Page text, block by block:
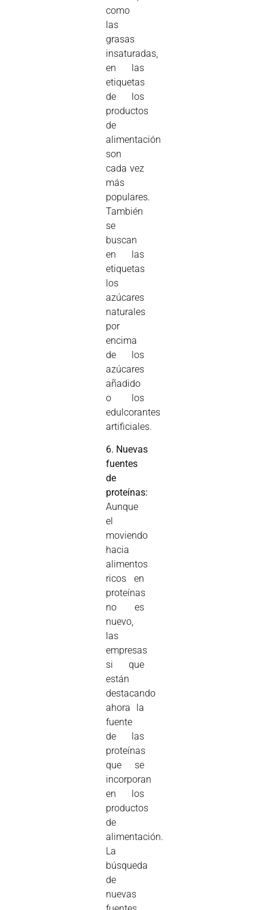
como
las
grasas
insaturadas,
en las
etiquetas
de los
productos
de
alimentación
son
cada vez
más
populares.
También
se
buscan
en las
etiquetas
los
azúcares
naturales
por
encima
de los
azúcares
añadido
o los
edulcorantes
artificiales.
6. Nuevas
fuentes
de
proteínas:
Aunque
el
moviendo
hacia
alimentos
ricos en
proteínas
no es
nuevo,
las
empresas
si que
están
destacando
ahora la
fuente
de las
proteínas
que se
incorporan
en los
productos
de
alimentación.
La
búsqueda
de
nuevas